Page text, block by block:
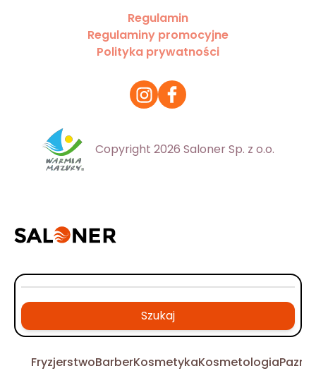
Regulamin
Regulaminy promocyjne
Polityka prywatności
Copyright 2026 Saloner Sp. z o.o.
Szukaj
FryzjerstwoBarberKosmetykaKosmetologia